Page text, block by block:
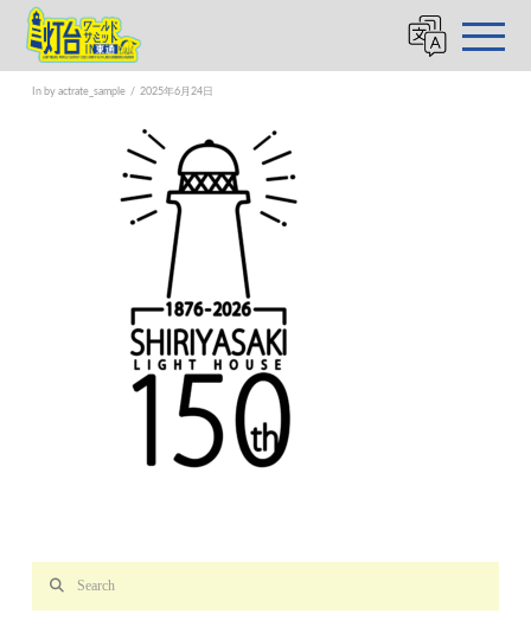
灯台ワールドサミット_favicon
In by actrate_sample 2025年6月24日